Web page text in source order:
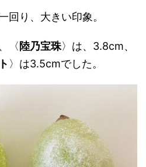
回り、大きい印象。
〈陸乃宝珠〉は、3.8cm、
〉は3.5cmでした。